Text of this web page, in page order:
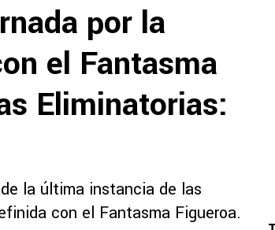
Laing
Alajuelense
Herediano
Comunicaciones
Olimpia
Real Madrid
por la
el Fantasma
Eliminatorias:
la última instancia de las
con el Fantasma Figueroa.